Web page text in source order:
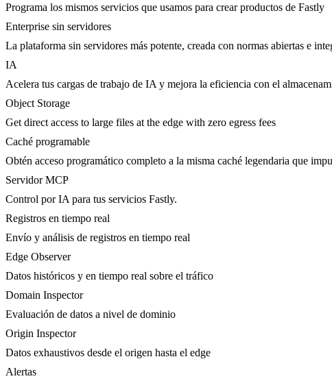
Programa los mismos servicios que usamos para crear productos de Fastly
Enterprise sin servidores
La plataforma sin servidores más potente, creada con normas abiertas e
IA
Acelera tus cargas de trabajo de IA y mejora la eficiencia con el
Object Storage
Get direct access to large files at the edge with zero egress fees
Caché programable
Obtén acceso programático completo a la misma caché legendaria que
Servidor MCP
Control por IA para tus servicios Fastly.
Registros en tiempo real
Envío y análisis de registros en tiempo real
Edge Observer
Datos históricos y en tiempo real sobre el tráfico
Domain Inspector
Evaluación de datos a nivel de dominio
Origin Inspector
Datos exhaustivos desde el origen hasta el edge
Alertas